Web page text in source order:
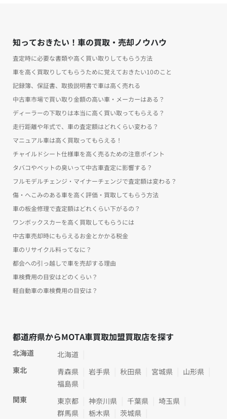
知っておきたい！車の買取・売却ノウハウ
査定時に必要な書類や高く買い取りしてもらう方法
車を高く買取りしてもらうために覚えておきたい10のこと
記録簿、保証書、取扱説明書で車は高く売れる
中古車市場で買い取り金額の高い車・メーカーはある？
ディーラーの下取りは本当に高く買い取ってもらえる？
走行距離や年式で、車の査定額はどれくらい変わる？
マニュアル車は高く買取ってもらえる！
チャイルドシート仕様車を高く売るための注意ポイント
タバコやペットの臭いって中古車査定に影響する？
フルモデルチェンジ・マイナーチェンジで査定額は変わる？
傷・へこみのある車を高く評価・買取してもらう方法
車の板金修理で査定額はどれくらい下がるの？
ワンボックスカーを高く買取してもらうには
中古車売却時にもらえるお金とかかる税金
車のリサイクル料ってなに？
都会への引っ越しで車を売却する理由
車検費用の目安はどのくらい？
軽自動車の車検費用の目安は？
都道府県からMOTA車買取加盟買取店を探す
北海道
北海道
東北
青森県 岩手県 秋田県 宮城県
山形県
福島県
関東
東京都 神奈川県 千葉県
埼玉県
群馬県
栃木県
茨城県